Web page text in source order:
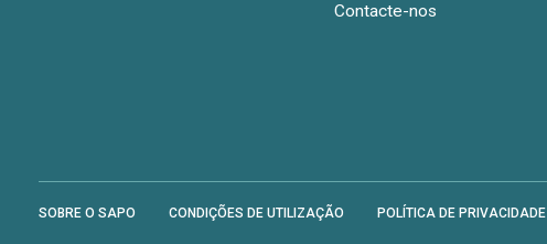
Contacte-nos
SOBRE O SAPO CONDIÇÕES DE UTILIZAÇÃO POLÍTICA DE PRIVACIDADE